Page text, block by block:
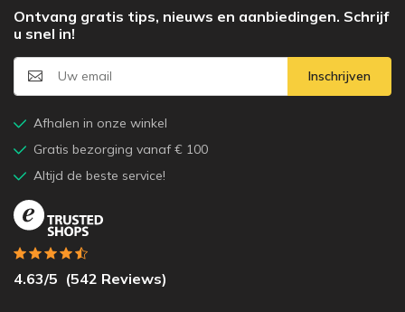
Ontvang gratis tips, nieuws en aanbiedingen. Schrijf
u snel in!
Inschrijven
Afhalen in onze winkel
Gratis bezorging vanaf € 100
Altijd de beste service!
4.63/5 (542 Reviews)